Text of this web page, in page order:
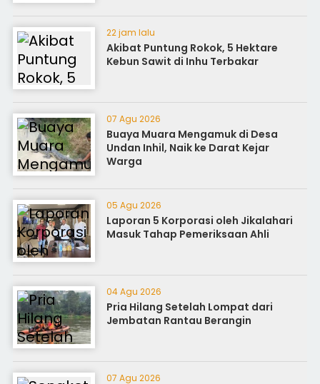
22 jam lalu
Akibat Puntung Rokok, 5 Hektare
Kebun Sawit di Inhu Terbakar
07 Agu 2026
Buaya Muara Mengamuk di Desa
Undan Inhil, Naik ke Darat Kejar
Warga
05 Agu 2026
Laporan 5 Korporasi oleh Jikalahari
Masuk Tahap Pemeriksaan Ahli
04 Agu 2026
Pria Hilang Setelah Lompat dari
Jembatan Rantau Berangin
07 Agu 2026